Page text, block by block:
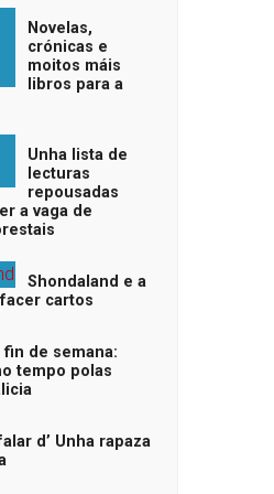
Novelas,
crónicas e
moitos máis
libros para a
Unha lista de
lecturas
repousadas
a vaga de
Shondaland e a
cartos
fin de semana:
tempo polas
d’ Unha rapaza